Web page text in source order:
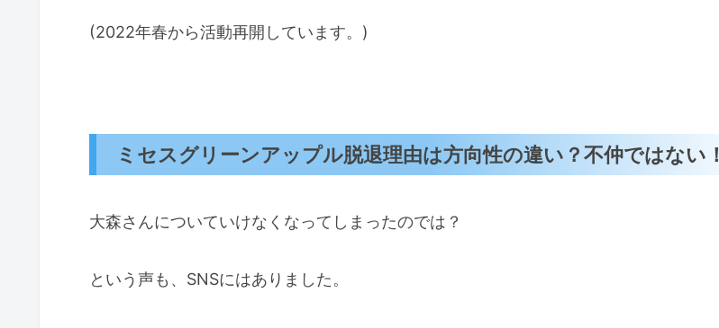
(2022年春から活動再開しています。)
ミセスグリーンアップル脱退理由は方向性の違い？不仲ではない！
大森さんについていけなくなってしまったのでは？
という声も、SNSにはありました。